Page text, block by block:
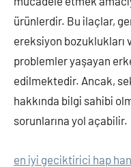
ürünlerdir. Bu ilaçlar,
ereksiyon bozuklukları
problemler yaşayan
edilmektedir. Ancak,
hakkında bilgi sahibi
sorunlarına yol açabilir.
en iyi geciktirici hap